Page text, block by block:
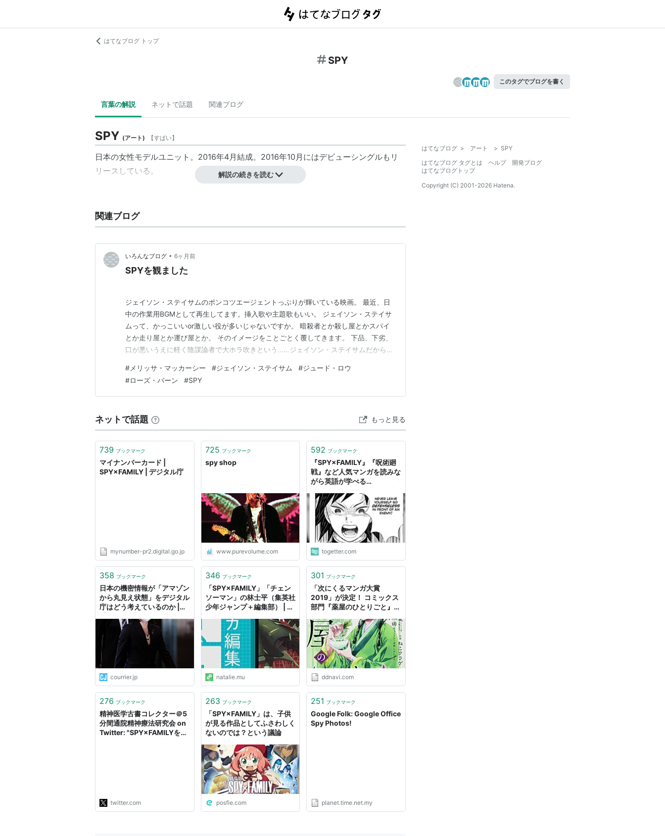
はてなブログ トップ
SPY
このタグでブログを書く
言葉の解説 ネットで話題 関連ブログ
SPY (アート) 【すぱい】
日本の女性モデルユニット。2016年4月結成。2016年10月にはデビューシングルもリ
リースしている。
解説の続きを読む
関連ブログ
いろんなブログ • 6ヶ月前
SPYを観ました
ジェイソン・ステイサムのポンコツエージェントっぷりが輝いている映画。 最近、日
中の作業用BGMとして再生してます。挿入歌や主題歌もいい。 ジェイソン・ステイサ
ムって、かっこいいor激しい役が多いじゃないですか。 暗殺者とか殺し屋とかスパイ
とか走り屋とか運び屋とか。 そのイメージをことごとく覆してきます。 下品、下劣、
口が悪いうえに軽く陰謀論者で大ホラ吹きという……ジェイソン・ステイサムだから許
ジェント。優男なのに強くてやさしいという反則級な役です。 しかし！！この映画の
主役はメリッサ・マッカーシー。この人がいないと成…
# メリッサ・マッカーシー #ジェイソン・ステイサム #ジュード・ロウ
#ローズ・バーン #SPY
ネットで話題 もっと見る
739 ブックマーク
マイナンバーカード |
SPY×FAMILY | デジタル庁
mynumber-pr2.digital.go.jp
725 ブックマーク
spy shop
www.purevolume.com
592 ブックマーク
『SPY×FAMILY』『呪術廻
戦』など人気マンガを読みな
がら英語が学べる
アプリとなるか？
togetter.com
358 ブックマーク
日本の機密情報が「アマゾン
から丸見え状態」をデジタル
庁はどう考えているのか |
報が筒抜けになる可能性も
courrier.jp
346 ブックマーク
「SPY×FAMILY」「チェン
ソーマン」の林士平（集英社
少年ジャンプ＋編集部） | マ
ミックナタリー
natalie.mu
301 ブックマーク
「次にくるマンガ大賞
2019」が決定！ コミックス
部門『薬屋のひとりごと』
『SPY×FAMILY』 | ダ・ヴ
ィンチWeb
ddnavi.com
276 ブックマーク
精神医学古書コレクター＠5
分間通院精神療法研究会 on
Twitter: "SPY×FAMILYを
「大人になったアーニャ」で
ある。そんな不遇な彼らは身
twitter.com
263 ブックマーク
「SPY×FAMILY」は、子供
が見る作品としてふさわしく
ないのでは？という議論
posfie.com
251 ブックマーク
Google Folk: Google Office
Spy Photos!
planet.time.net.my
はてなブログ > アート > SPY
はてなブログ タグとは
ヘルプ
開発ブログ
はてなブログトップ
Copyright (C) 2001-2026 Hatena.